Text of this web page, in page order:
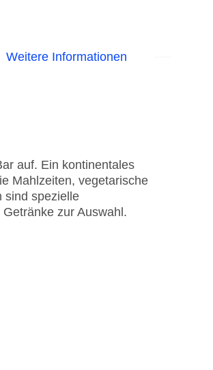
Liegen am Pool
Weitere Informationen
auf. Ein kontinentales
Mahlzeiten, vegetarische
sind spezielle
zur Auswahl.